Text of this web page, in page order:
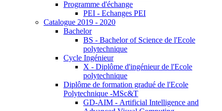
Programme d'échange
PEI - Echanges PEI
Catalogue 2019 - 2020
Bachelor
BS - Bachelor of Science de l'Ecole
polytechnique
Cycle Ingénieur
X - Diplôme d'ingénieur de l'Ecole
polytechnique
Diplôme de formation gradué de l'Ecole
Polytechnique -MSc&T
GD-AIM - Artificial Intelligence and